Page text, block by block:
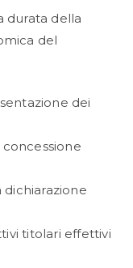
durata della
del
dei
titolari effettivi